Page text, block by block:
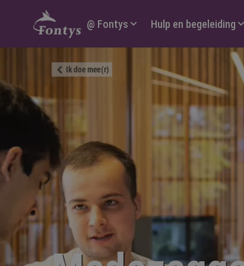
Hoofdmenu
@ Fontys Hulp en begeleiding
Ik doe mee(r)